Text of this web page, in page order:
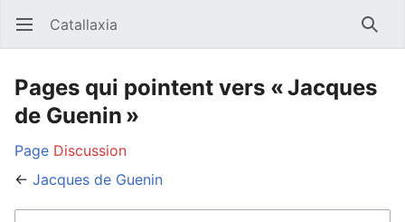
Ouvrir le menu principal Catallaxia
Pages qui pointent vers « Jacques
de Guenin »
Page Discussion
← Jacques de Guenin